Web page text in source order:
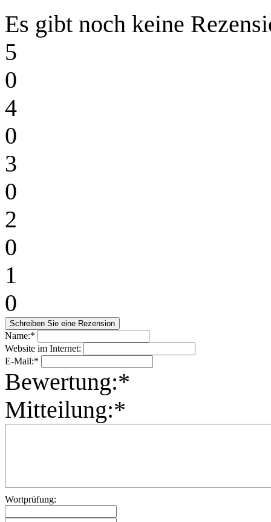
Es gibt noch keine
5
0
4
0
3
0
2
0
1
0
Name:*
Website im Internet:
E-Mail:*
Bewertung:*
Mitteilung:*
Wortprüfung: